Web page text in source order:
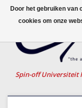
Spin-off Universiteit
Door het gebruiken van
cookies om onze